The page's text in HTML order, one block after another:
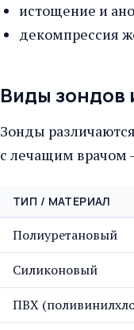
истощение и
декомпрессия
Виды зондов
Зонды
с лечащим врачом
ТИП / МАТЕРИАЛ
Полиуретановый
Силиконовый
ПВХ